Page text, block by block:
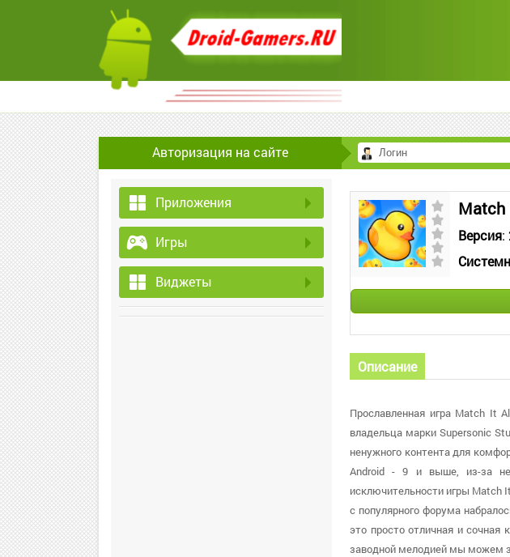
Авторизация на сайте
Приложения
Игры
Виджеты
Match
Версия:
Описание
Прославленная игра Match It
владельца марки Supersonic
ненужного контента для
Android - 9 и выше, из-за
исключительности игры Match
с популярного форума
это просто отличная и
заводной мелодией мы можем